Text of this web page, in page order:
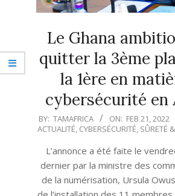
Le Ghana
quitter la 3ème
la 1ère en
cybersécurité en
2022-
02-
BY: TAMAFRICA ON: FEB 21, 2022
ACTUALITÉ CYBERSÉCURITÉ SÛRETÉ
L’annonce a été faite le
dernier par la ministre des
de la numérisation, Ursula